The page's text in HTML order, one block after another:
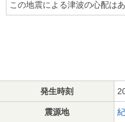
この地震による津波の心配はあ
発生時刻
震源地